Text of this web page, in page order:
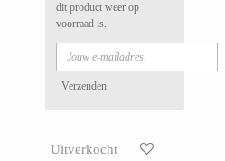
dit product weer op
voorraad is.
Verzenden
Uitverkocht